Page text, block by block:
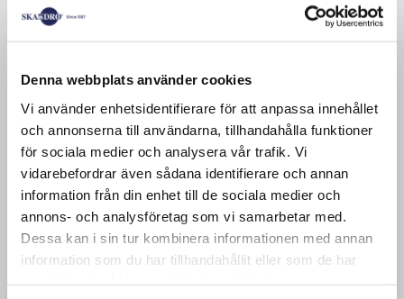
Denna webbplats använder cookies
Vi använder enhetsidentifierare för att anpassa innehållet
och annonserna till användarna, tillhandahålla funktioner
för sociala medier och analysera vår trafik. Vi
vidarebefordrar även sådana identifierare och annan
information från din enhet till de sociala medier och
annons- och analysföretag som vi samarbetar med.
Dessa kan i sin tur kombinera informationen med annan
information som du har tillhandahållit eller som de har
We hebben ook enkele niet-
standaardformaten wegwerppallets op
voorraad.
Nieuwe wegwerppallet 1600×800 mm
Onze eenmalige pallets hebben een
houtdikte van 16 mm en de planken zijn
75 mm breed (industriële pallets zijn 19